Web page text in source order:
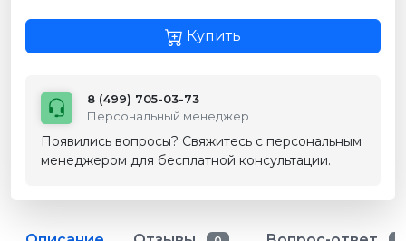
Купить
8 (499) 705-03-73
Персональный менеджер
Появились вопросы? Свяжитесь с персональным
менеджером для бесплатной консультации.